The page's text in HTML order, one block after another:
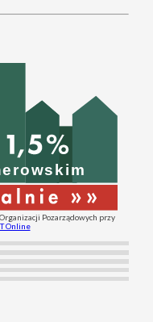
Pozarządowych przy
Online